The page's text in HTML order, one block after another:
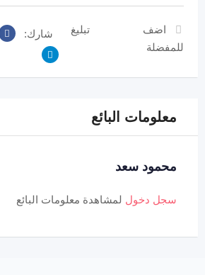
اضف
للمفضلة
تبليغ شارك:
معلومات البائع
محمود سعد
سجل دخول لمشاهدة معلومات البائع